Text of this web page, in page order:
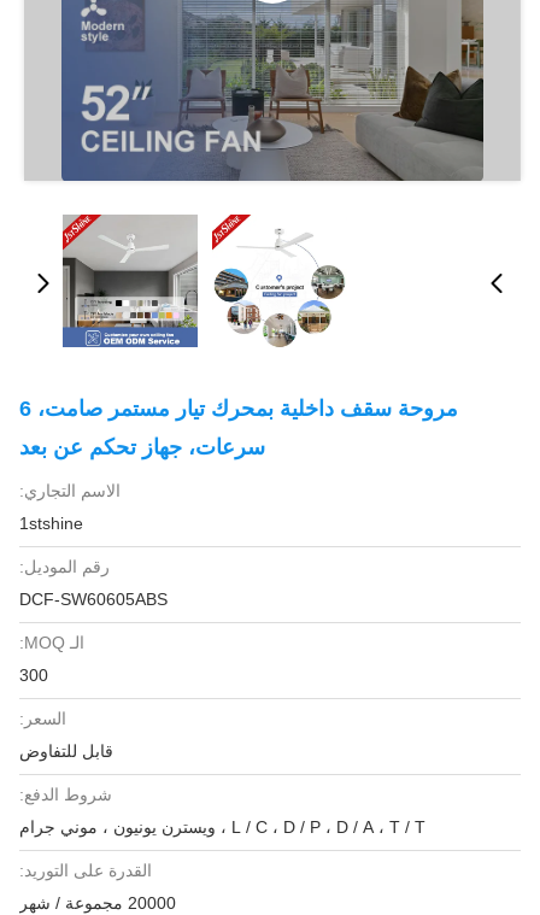
مروحة سقف داخلية بمحرك تيار مستمر صامت، 6
سرعات، جهاز تحكم عن بعد
الاسم التجاري:
1stshine
رقم الموديل:
DCF-SW60605ABS
الـ MOQ:
300
السعر:
قابل للتفاوض
شروط الدفع:
L / C ، D / P ، D / A ، T / T ، ويسترن يونيون ، موني جرام
القدرة على التوريد:
20000 مجموعة / شهر